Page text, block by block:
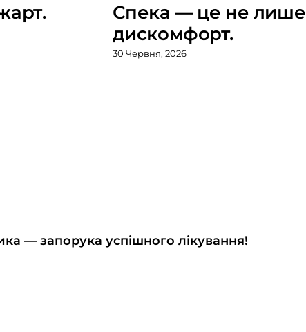
Спека — це не лише
дискомфорт.
30 Червня, 2026
— запорука успішного лікування!